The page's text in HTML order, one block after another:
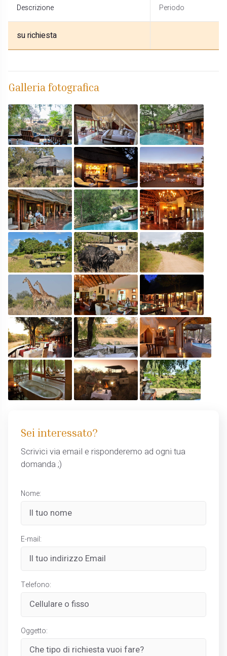
Descrizione Periodo
su richiesta
Galleria fotografica
Sei interessato?
Scrivici via email e risponderemo ad ogni tua
domanda ;)
Nome:
E-mail:
Telefono:
Oggetto: